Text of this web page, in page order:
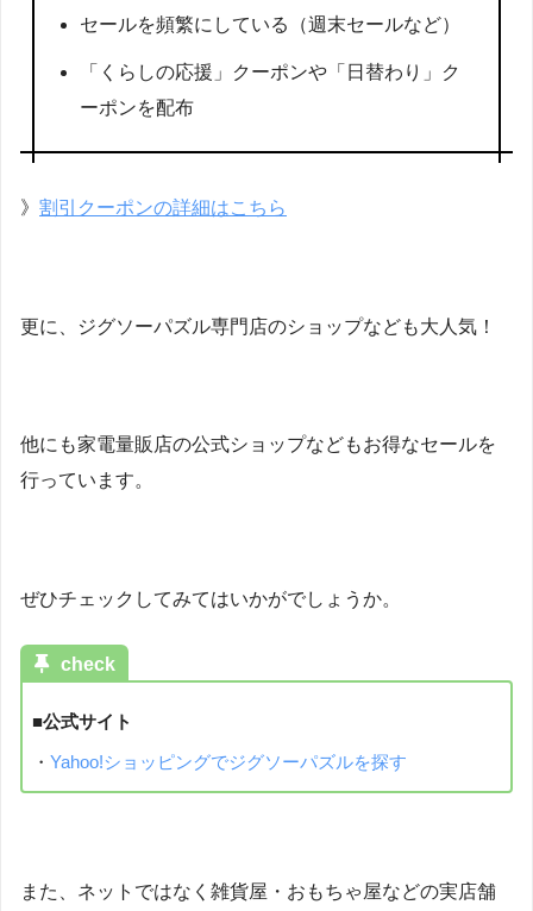
セールを頻繁にしている（週末セールなど）
「くらしの応援」クーポンや「日替わり」ク
ーポンを配布
》 割引クーポンの詳細はこちら
更に、ジグソーパズル専門店のショップなども大人気！
他にも家電量販店の公式ショップなどもお得なセールを
行っています。
ぜひチェックしてみてはいかがでしょうか。
check
■公式サイト
・ Yahoo!ショッピングでジグソーパズルを探す
また、ネットではなく雑貨屋・おもちゃ屋などの実店舗